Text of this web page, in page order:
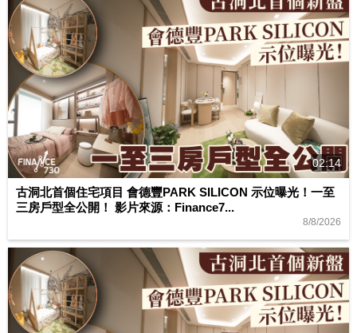
02:14
古洞北首個住宅項目 會德豐PARK SILICON 示位曝光！一至
三房戶型全公開！ 影片來源：Finance7...
8/8/2026